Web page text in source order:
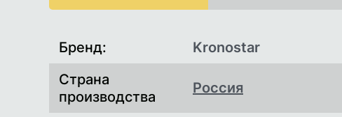
Характеристики
Бренд:
Kronostar
Страна
производства
Россия